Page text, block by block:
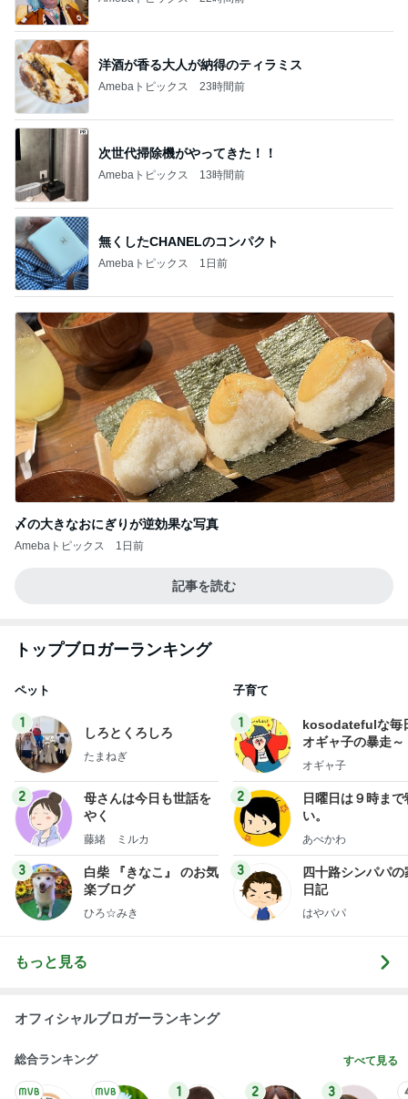
洋酒が香る大人が納得のティラミス
Amebaトピックス 23時間前
次世代掃除機がやってきた！！
Amebaトピックス 13時間前
無くしたCHANELのコンパクト
Amebaトピックス 1日前
〆の大きなおにぎりが逆効果な写真
Amebaトピックス 1日前
記事を読む
トップブロガーランキング
ペット
1
しろとくろしろ
たまねぎ
2
母さんは今日も世話を
やく
藤緒 ミルカ
3
白柴 『きなこ』 のお気
楽ブログ
ひろ☆みき
子育て
1
kosodatefulな毎
オギャ子の暴走～
オギャ子
2
日曜日は９時まで
い。
あべかわ
3
四十路シンパパの
日記
はやパパ
もっと見る
オフィシャルブロガーランキング
総合ランキング すべて見る
1 2 3